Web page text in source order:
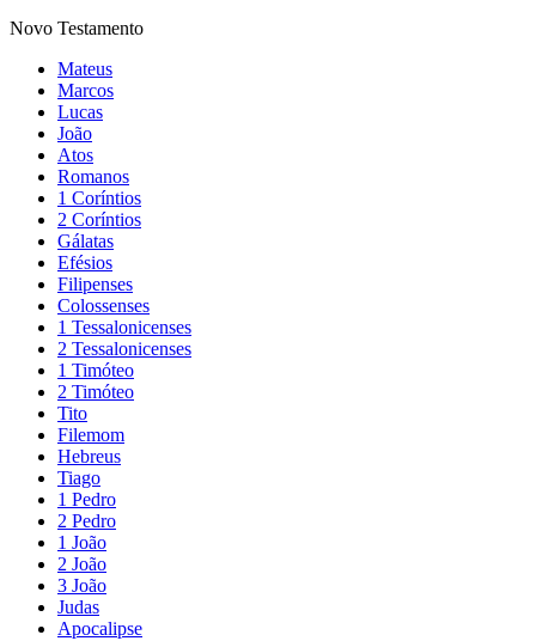
Novo Testamento
Mateus
Marcos
Lucas
João
Atos
Romanos
1 Coríntios
2 Coríntios
Gálatas
Efésios
Filipenses
Colossenses
1 Tessalonicenses
2 Tessalonicenses
1 Timóteo
2 Timóteo
Tito
Filemom
Hebreus
Tiago
1 Pedro
2 Pedro
1 João
2 João
3 João
Judas
Apocalipse